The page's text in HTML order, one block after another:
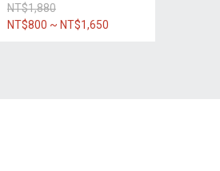
Cyberpunk 1/24
NT$1,880
NT$800 ~ NT$1,650